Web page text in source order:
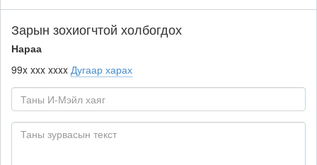
Зарын зохиогчтой холбогдох
Нараа
99x xxx xxxx Дугаар харах